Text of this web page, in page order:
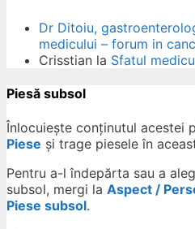
Dr Ditoiu,
medicului – forum in
Crisstian la Sfatul
Piesă subsol
Înlocuiește conținutul acestei
Piese și trage piesele în
Pentru a-l îndepărta sau a
subsol, mergi la Aspect /
Piese subsol.